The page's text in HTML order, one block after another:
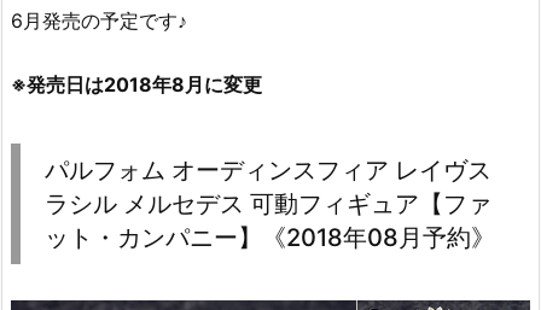
6月発売の予定です♪
※発売日は2018年8月に変更
パルフォム オーディンスフィア レイヴス
ラシル メルセデス 可動フィギュア【ファ
ット・カンパニー】《2018年08月予約》